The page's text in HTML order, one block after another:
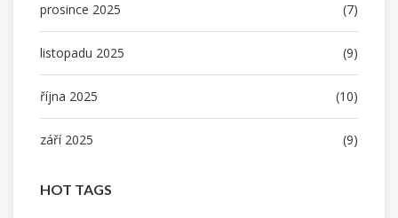
prosince 2025 (7)
listopadu 2025 (9)
října 2025 (10)
září 2025 (9)
HOT TAGS